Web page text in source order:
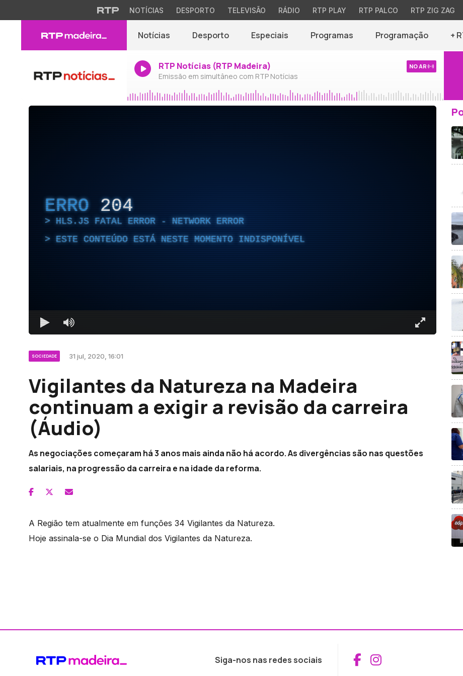
NOTÍCIAS DESPORTO TELEVISÃO RÁDIO RTP PLAY RTP PALCO RTP ZIG ZAG
Notícias Desporto Especiais Programas Programação +
RTP Notícias (RTP Madeira)
Emissão em simultâneo com RTP Notícias
NO AR
ERRO 204
HLS.JS FATAL ERROR - NETWORK ERROR
ESTE CONTEÚDO ESTÁ NESTE MOMENTO INDISPONÍVEL
SOCIEDADE 31 jul, 2020, 16:01
Vigilantes da Natureza na Madeira
continuam a exigir a revisão da carreira
(Áudio)
As negociações começaram há 3 anos mais ainda não há acordo. As divergências são nas questões
salariais, na progressão da carreira e na idade da reforma.
A Região tem atualmente em funções 34 Vigilantes da Natureza.
Hoje assinala-se o Dia Mundial dos Vigilantes da Natureza.
Siga-nos nas redes sociais Aceder ao
Aceder ao